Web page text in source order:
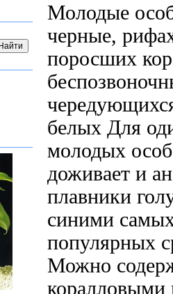
Молодые
черные,
поросших
белых Для
молодых
доживает и
плавники
синими
популярных
Можно
коралловыми